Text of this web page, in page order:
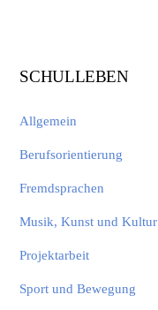
SCHULLEBEN
Allgemein
Berufsorientierung
Fremdsprachen
Musik, Kunst und Kultur
Projektarbeit
Sport und Bewegung